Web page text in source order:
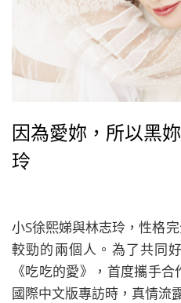
因為愛妳，所以黑
玲
小S徐熙娣與林志玲，性格
較勁的兩個人。為了共同
《吃吃的愛》，首度攜手合
國際中文版專訪時，真情流